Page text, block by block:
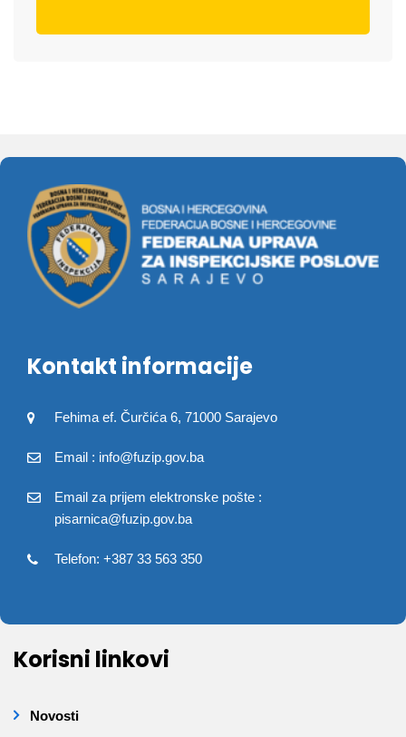
Kontakt informacije
Fehima ef. Čurčića 6, 71000 Sarajevo
Email : info@fuzip.gov.ba
Email za prijem elektronske pošte :
pisarnica@fuzip.gov.ba
Telefon: +387 33 563 350
Korisni linkovi
Novosti